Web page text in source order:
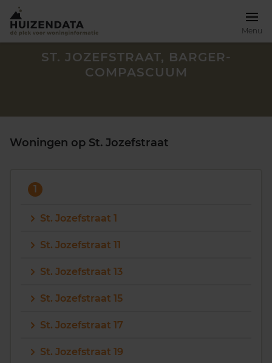
Menu
Zoek een woning
Vragen? Neem contact met ons op
088 220 4200
ST. JOZEFSTRAAT, BARGER-
COMPASCUUM
Woningen op St. Jozefstraat
1
St. Jozefstraat 1
St. Jozefstraat 11
St. Jozefstraat 13
St. Jozefstraat 15
St. Jozefstraat 17
St. Jozefstraat 19